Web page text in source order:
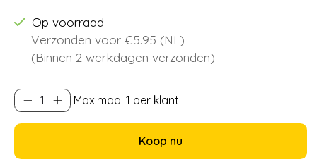
Op voorraad
Verzonden voor €5.95 (NL)
(Binnen 2 werkdagen verzonden)
Maximaal 1 per klant
Koop nu